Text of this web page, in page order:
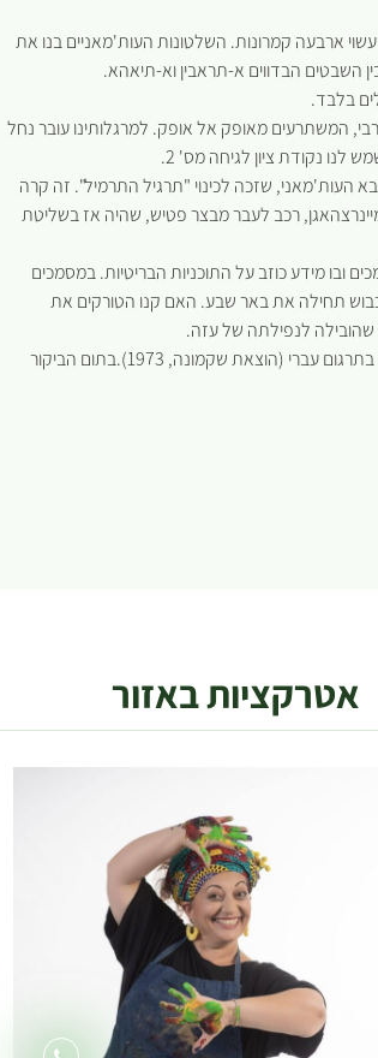
ארבעה קמרונות. השלטונות העות'מאניים בנו את
המשתרעים מאופק אל אופק. למרגלותינו עובר נחל
נקודת ציון לגיחה מס' 2.
העולם הראשונה (1917) תרגיל "עוקץ" לצבא העות'מאני, שזכה לכינוי "תרגיל התרמיל". זה קרה
רכב לעבר מבצר פטיש, שהיה אז בשליטת
ובו מידע כוזב על התוכניות הבריטיות. במסמכים
תחילה את באר שבע. האם קנו הטורקים את
שהובילה לנפילתה של עזה.
מיינרצהאגן פרסם את מעלליו בספר "פרקי יומן מזרח-תיכוני 1917-1956", שראה אור בתרגום עברי (הוצאת שקמונה, 1973).בתום הביקור
אטרקציות באזור